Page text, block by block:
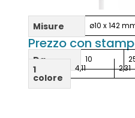
Misure ø10 x 142
Prezzo con
Da 10
1
colore
4,11 2,31